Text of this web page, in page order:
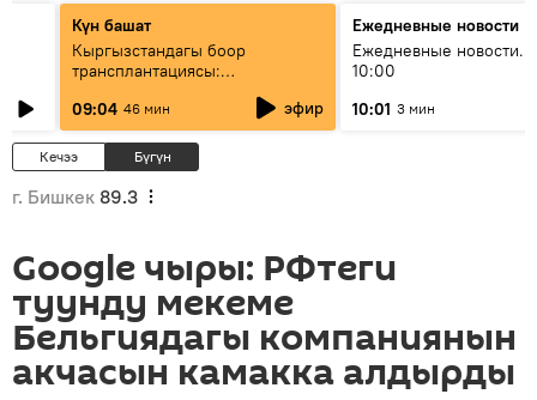
Күн башат
Кыргызстандагы боор
трансплантациясы:
жетишкендиктер жана өнүгүү
келечеги
09:04 46 мин эфир
Ежедневные новости
Ежедневные новости.
10:00
10:01 3 мин
Кечээ Бүгүн
г. Бишкек 89.3
Google чыры: РФтеги
туунду мекеме
Бельгиядагы компаниянын
акчасын камакка алдырды